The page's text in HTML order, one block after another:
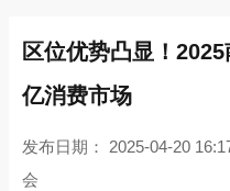
区位优势凸显！
亿消费市场
发布日期： 2025-04-20
会